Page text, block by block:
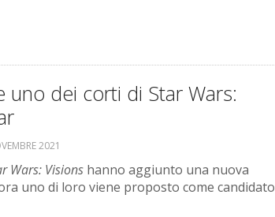
uno dei corti di Star Wars:
2021
Wars: Visions hanno aggiunto una nuova
uno di loro viene proposto come candidato